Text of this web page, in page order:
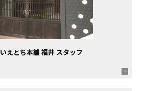
いえとち本舗 福井 スタッフ